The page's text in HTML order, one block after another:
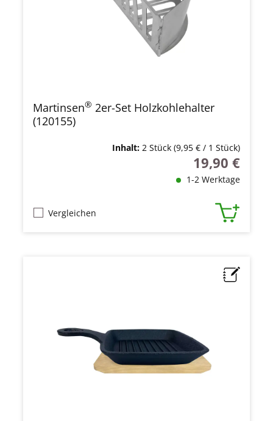
Martinsen® 2er-Set Holzkohlehalter
(120155)
Inhalt: 2 Stück (9,95 € / 1 Stück)
Regulärer Preis:
19,90 €
1-2 Werktage
Vergleichen